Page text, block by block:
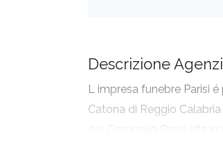
Descrizione
L impresa funebre Parisi
Catona di Reggio